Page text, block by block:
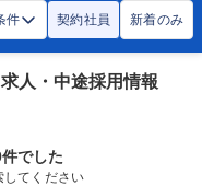
件 契約社員 新着のみ
人・中途採用情報
でした
してください